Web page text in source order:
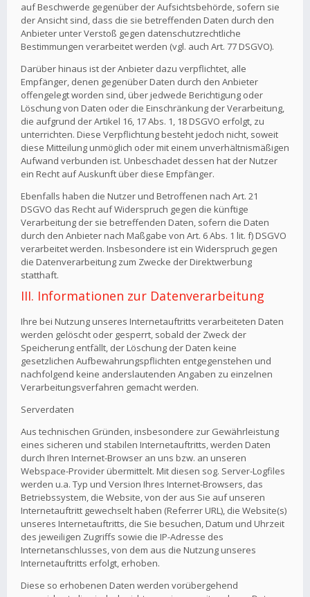
auf Beschwerde gegenüber der Aufsichtsbehörde, sofern sie
der Ansicht sind, dass die sie betreffenden Daten durch den
Anbieter unter Verstoß gegen datenschutzrechtliche
Bestimmungen verarbeitet werden (vgl. auch Art. 77 DSGVO).
Darüber hinaus ist der Anbieter dazu verpflichtet, alle
Empfänger, denen gegenüber Daten durch den Anbieter
offengelegt worden sind, über jedwede Berichtigung oder
Löschung von Daten oder die Einschränkung der Verarbeitung,
die aufgrund der Artikel 16, 17 Abs. 1, 18 DSGVO erfolgt, zu
unterrichten. Diese Verpflichtung besteht jedoch nicht, soweit
diese Mitteilung unmöglich oder mit einem unverhältnismäßigen
Aufwand verbunden ist. Unbeschadet dessen hat der Nutzer
ein Recht auf Auskunft über diese Empfänger.
Ebenfalls haben die Nutzer und Betroffenen nach Art. 21
DSGVO das Recht auf Widerspruch gegen die künftige
Verarbeitung der sie betreffenden Daten, sofern die Daten
durch den Anbieter nach Maßgabe von Art. 6 Abs. 1 lit. f) DSGVO
verarbeitet werden. Insbesondere ist ein Widerspruch gegen
die Datenverarbeitung zum Zwecke der Direktwerbung
statthaft.
III. Informationen zur Datenverarbeitung
Ihre bei Nutzung unseres Internetauftritts verarbeiteten Daten
werden gelöscht oder gesperrt, sobald der Zweck der
Speicherung entfällt, der Löschung der Daten keine
gesetzlichen Aufbewahrungspflichten entgegenstehen und
nachfolgend keine anderslautenden Angaben zu einzelnen
Verarbeitungsverfahren gemacht werden.
Serverdaten
Aus technischen Gründen, insbesondere zur Gewährleistung
eines sicheren und stabilen Internetauftritts, werden Daten
durch Ihren Internet-Browser an uns bzw. an unseren
Webspace-Provider übermittelt. Mit diesen sog. Server-Logfiles
werden u.a. Typ und Version Ihres Internet-Browsers, das
Betriebssystem, die Website, von der aus Sie auf unseren
Internetauftritt gewechselt haben (Referrer URL), die Website(s)
unseres Internetauftritts, die Sie besuchen, Datum und Uhrzeit
des jeweiligen Zugriffs sowie die IP-Adresse des
Internetanschlusses, von dem aus die Nutzung unseres
Internetauftritts erfolgt, erhoben.
Diese so erhobenen Daten werden vorübergehend